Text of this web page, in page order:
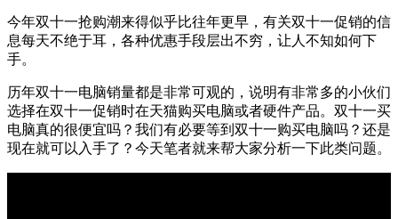
今年双十一抢购潮来得似乎比往年更早，有关双十一促销的信
息每天不绝于耳，各种优惠手段层出不穷，让人不知如何下
手。
历年双十一电脑销量都是非常可观的，说明有非常多的小伙们
选择在双十一促销时在天猫购买电脑或者硬件产品。双十一买
电脑真的很便宜吗？我们有必要等到双十一购买电脑吗？还是
现在就可以入手了？今天笔者就来帮大家分析一下此类问题。